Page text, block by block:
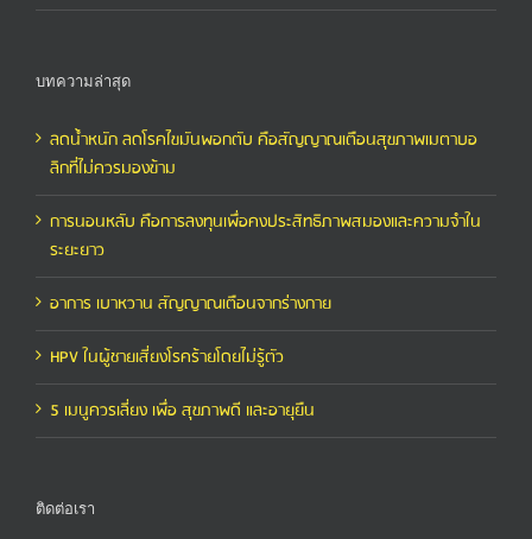
บทความล่าสุด
ลดน้ำหนัก ลดโรคไขมันพอกตับ คือสัญญาณเตือนสุขภาพเมตาบอ
ลิกที่ไม่ควรมองข้าม
การนอนหลับ คือการลงทุนเพื่อคงประสิทธิภาพสมองและความจำใน
ระยะยาว
อาการ เบาหวาน สัญญาณเตือนจากร่างกาย
HPV ในผู้ชายเสี่ยงโรคร้ายโดยไม่รู้ตัว
5 เมนูควรเลี่ยง เพื่อ สุขภาพดี และอายุยืน
ติดต่อเรา